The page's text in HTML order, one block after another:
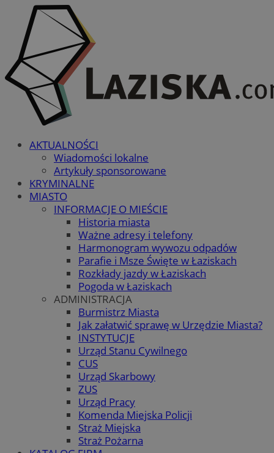
AKTUALNOŚCI
Wiadomości lokalne
Artykuły sponsorowane
KRYMINALNE
MIASTO
INFORMACJE O MIEŚCIE
Historia miasta
Ważne adresy i telefony
Harmonogram wywozu odpadów
Parafie i Msze Święte w Łaziskach
Rozkłady jazdy w Łaziskach
Pogoda w Łaziskach
ADMINISTRACJA
Burmistrz Miasta
Jak załatwić sprawę w Urzędzie Miasta?
INSTYTUCJE
Urząd Stanu Cywilnego
CUS
Urząd Skarbowy
ZUS
Urząd Pracy
Komenda Miejska Policji
Straż Miejska
Straż Pożarna